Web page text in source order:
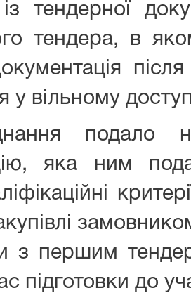
тендерної
тендера, в
у вільному
подало
яка ним
з першим
підготовки до